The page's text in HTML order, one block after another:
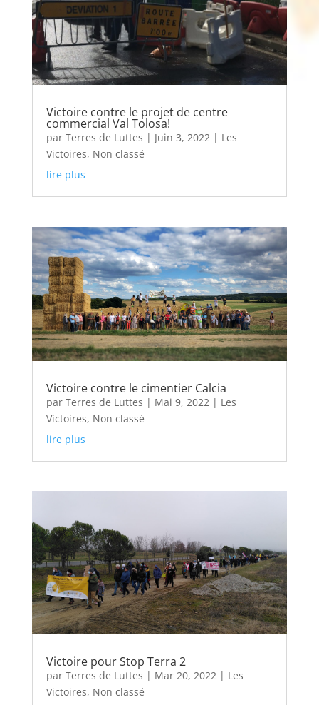
Victoire contre le projet de centre
commercial Val Tolosa!
par Terres de Luttes | Juin 3, 2022| Les
Victoires, Non classé
lire plus
Victoire contre le cimentier Calcia
par Terres de Luttes | Mai 9, 2022 | Les
Victoires, Non classé
lire plus
Victoire pour Stop Terra 2
par Terres de Luttes | Mar 20, 2022| Les
Victoires, Non classé